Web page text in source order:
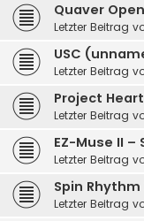
Quaver
Letzter Beitrag
USC
Letzter Beitrag
Project
Letzter Beitrag
EZ-Muse II –
Letzter Beitrag
Spin Rhythm
Letzter Beitrag